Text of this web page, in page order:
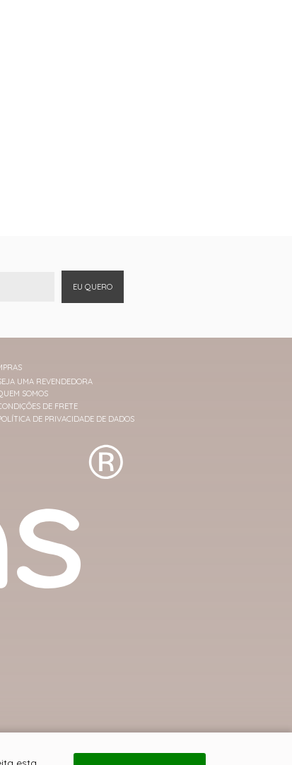
EU QUERO
UMA REVENDEDORA
SOMOS
DE FRETE
DE PRIVACIDADE DE DADOS